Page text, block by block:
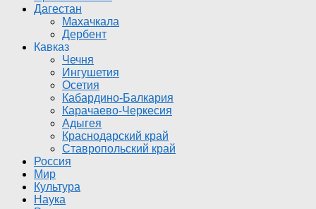
Дагестан
Махачкала
Дербент
Кавказ
Чечня
Ингушетия
Осетия
Кабардино-Балкария
Карачаево-Черкесия
Адыгея
Краснодарский край
Ставропольский край
Россия
Мир
Культура
Наука